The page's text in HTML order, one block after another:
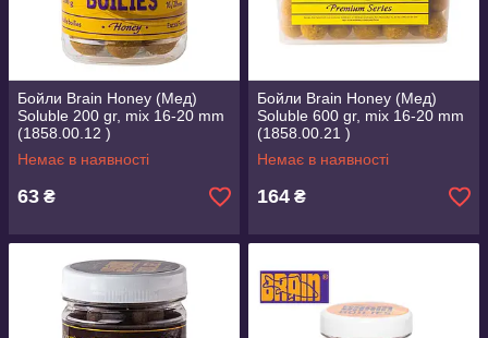
Бойли Brain Honey (Мед)
Soluble 200 gr, mix 16-20 mm
(1858.00.12 )
Немає в наявності
63 ₴
Бойли Brain Honey (Мед)
Soluble 600 gr, mix 16-20 mm
(1858.00.21 )
Немає в наявності
164 ₴